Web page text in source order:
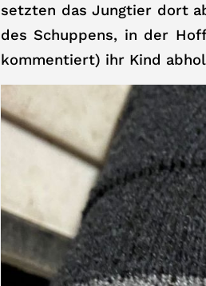
setzten das Jungtier dort
des Schuppens, in der
kommentiert) ihr Kind